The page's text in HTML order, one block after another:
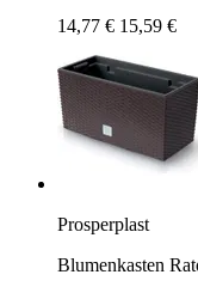
14,77 € 15,59 €
Prosperplast
Blumenkasten